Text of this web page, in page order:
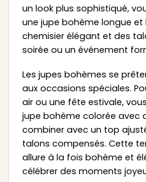
un look plus sophistiqué,
une jupe bohème longue
chemisier élégant et des
soirée ou un événement
Les jupes bohèmes se
aux occasions spéciales.
air ou une fête estivale,
jupe bohème colorée avec
combiner avec un top
talons compensés. Cette
allure à la fois bohème et
célébrer des moments